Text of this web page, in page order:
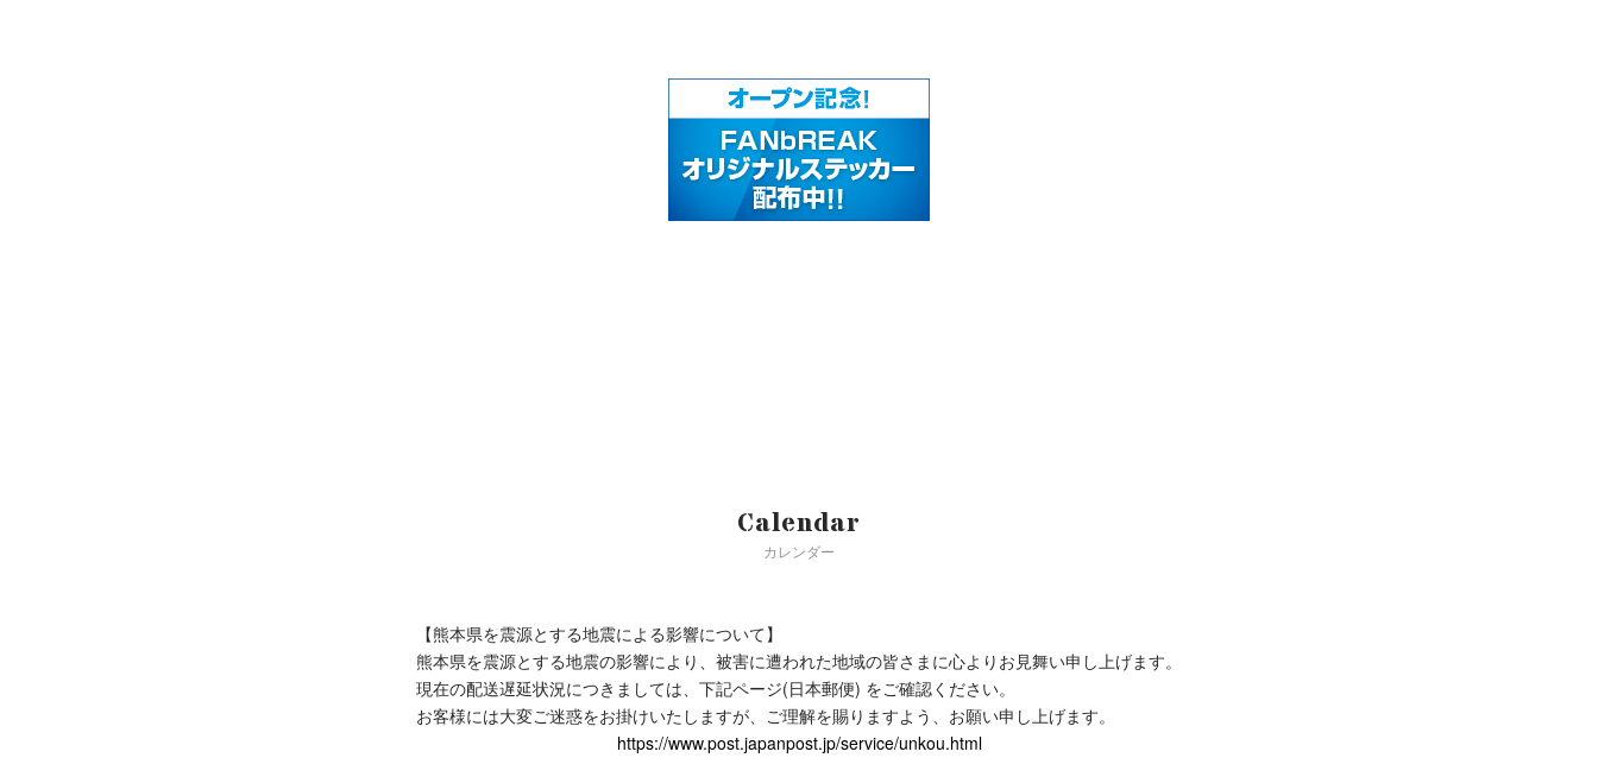
Calendar
カレンダー
【熊本県を震源とする地震による影響について】
熊本県を震源とする地震の影響により、被害に遭われた地域の皆さまに心よりお見舞い申し上げます。
現在の配送遅延状況につきましては、下記ページ(日本郵便) をご確認ください。
お客様には大変ご迷惑をお掛けいたしますが、ご理解を賜りますよう、お願い申し上げます。
https://www.post.japanpost.jp/service/unkou.html